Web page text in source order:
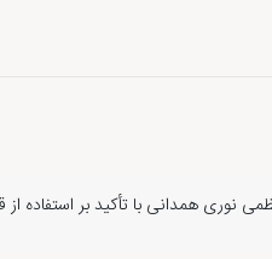
نوری همدانی با تأکید بر استفاده از